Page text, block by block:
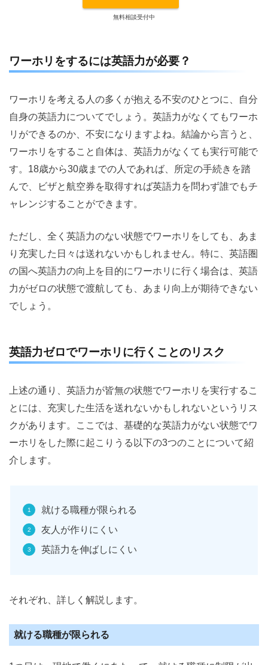
無料相談受付中
ワーホリをするには英語力が必要？
ワーホリを考える人の多くが抱える不安のひとつに、自分
自身の英語力についてでしょう。英語力がなくてもワーホ
リができるのか、不安になりますよね。結論から言うと、
ワーホリをすること自体は、英語力がなくても実行可能で
す。18歳から30歳までの人であれば、所定の手続きを踏
んで、ビザと航空券を取得すれば英語力を問わず誰でもチ
ャレンジすることができます。
ただし、全く英語力のない状態でワーホリをしても、あま
り充実した日々は送れないかもしれません。特に、英語圏
の国へ英語力の向上を目的にワーホリに行く場合は、英語
力がゼロの状態で渡航しても、あまり向上が期待できない
でしょう。
英語力ゼロでワーホリに行くことのリスク
上述の通り、英語力が皆無の状態でワーホリを実行するこ
とには、充実した生活を送れないかもしれないというリス
クがあります。ここでは、基礎的な英語力がない状態でワ
ーホリをした際に起こりうる以下の3つのことについて紹
介します。
就ける職種が限られる
友人が作りにくい
英語力を伸ばしにくい
それぞれ、詳しく解説します。
就ける職種が限られる